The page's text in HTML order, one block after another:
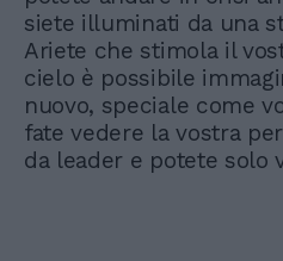
siete illuminati da una
Ariete che stimola il
cielo è possibile
nuovo, speciale come
fate vedere la vostra
da leader e potete solo